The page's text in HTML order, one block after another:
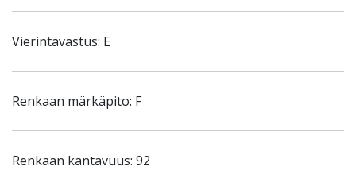
Vierintävastus: E
Renkaan märkäpito: F
Renkaan kantavuus: 92